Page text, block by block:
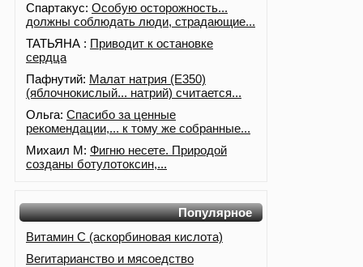
Спартакус: Особую осторожность...
должны соблюдать люди, страдающие...
ТАТЬЯНА : Приводит к остановке
сердца
Пафнутий: Малат натрия (E350)
(яблочнокислый... натрий) считается...
Ольга: Спасибо за ценные
рекомендации,... к тому же собранные...
Михаил М: Фигню несете. Природой
созданы ботулотоксин,...
Популярное
Витамин С (аскорбиновая кислота)
Вегитарианство и мясоедство